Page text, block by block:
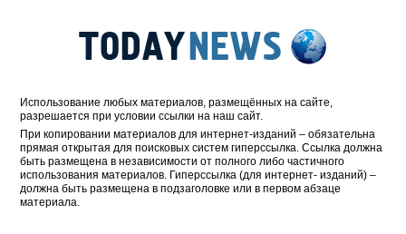
Использование любых материалов, размещённых на сайте,
разрешается при условии ссылки на наш сайт.
При копировании материалов для интернет-изданий – обязательна
прямая открытая для поисковых систем гиперссылка. Ссылка должна
быть размещена в независимости от полного либо частичного
использования материалов. Гиперссылка (для интернет- изданий) –
должна быть размещена в подзаголовке или в первом абзаце
материала.